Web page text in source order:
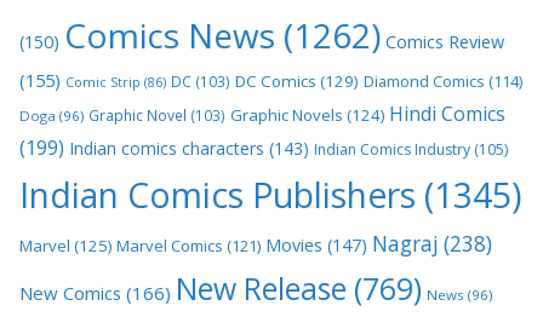
(150) Comics News (1262) Comics Review
(155) Comic Strip (86) DC (103) DC Comics (129) Diamond Comics (114)
Doga (96) Graphic Novel (103) Graphic Novels (124) Hindi Comics
(199) Indian comics characters (143) Indian Comics Industry (105)
Indian Comics Publishers (1345)
Marvel (125) Marvel Comics (121) Movies (147) Nagraj (238)
New Comics (166) New Release (769) News (96)